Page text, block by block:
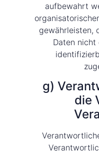
aufbewahrt
gewährleisten,
Daten
g)
die